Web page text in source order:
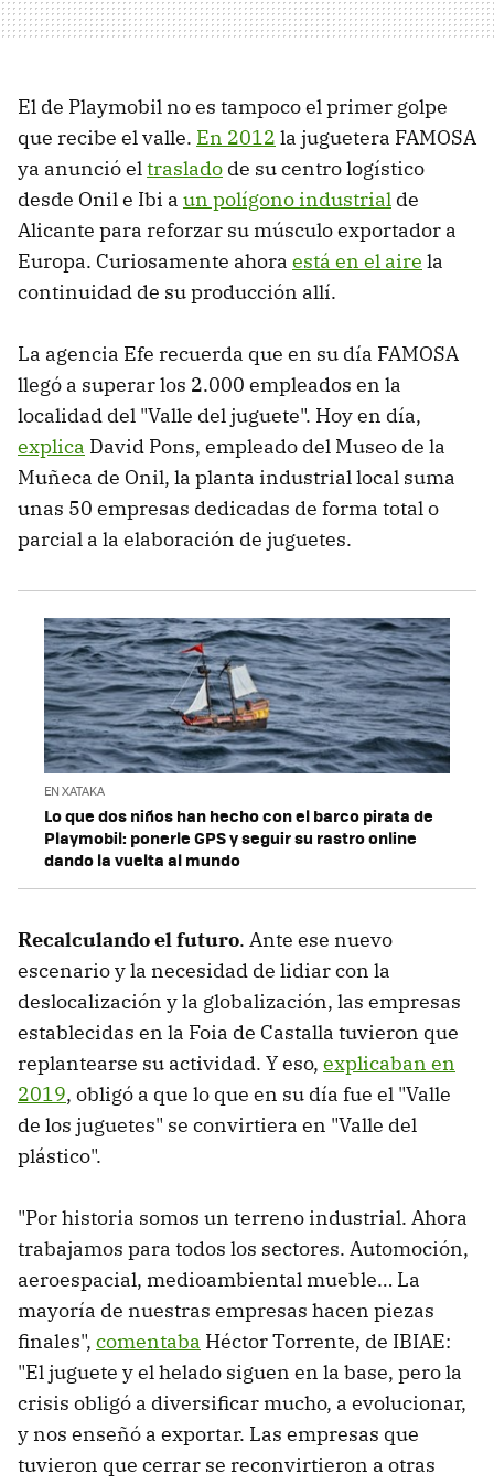
El de Playmobil no es tampoco el primer golpe
que recibe el valle. En 2012 la juguetera FAMOSA
ya anunció eltraslado de su centro logístico
desde Onil e Ibi a un polígono industrial de
Alicante para reforzar su músculo exportador a
Europa. Curiosamente ahora está en el aire la
continuidad de su producción allí.
La agencia Efe recuerda que en su día FAMOSA
llegó a superar los 2.000 empleados en la
localidad del "Valle del juguete". Hoy en día,
explica David Pons, empleado del Museo de la
Muñeca de Onil, la planta industrial local suma
unas 50 empresas dedicadas de forma total o
parcial a la elaboración de juguetes.
EN XATAKA
Lo que dos niños han hecho con el barco pirata de
Playmobil: ponerle GPS y seguir su rastro online
dando la vuelta al mundo
Recalculando el futuro. Ante ese nuevo
escenario y la necesidad de lidiar con la
deslocalización y la globalización, las empresas
establecidas en la Foia de Castalla tuvieron que
replantearse su actividad. Y eso, explicaban en
2019, obligó a que lo que en su día fue el "Valle
de los juguetes" se convirtiera en "Valle del
plástico".
"Por historia somos un terreno industrial. Ahora
trabajamos para todos los sectores. Automoción,
aeroespacial, medioambiental mueble… La
mayoría de nuestras empresas hacen piezas
finales", comentaba Héctor Torrente, de IBIAE:
"El juguete y el helado siguen en la base, pero la
crisis obligó a diversificar mucho, a evolucionar,
y nos enseñó a exportar. Las empresas que
tuvieron que cerrar se reconvirtieron a otras